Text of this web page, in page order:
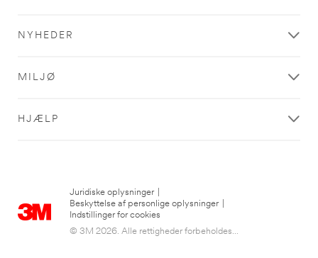
NYHEDER
MILJØ
HJÆLP
Juridiske oplysninger
Beskyttelse af personlige oplysninger
Indstillinger for cookies
© 3M 2026. Alle rettigheder forbeholdes...